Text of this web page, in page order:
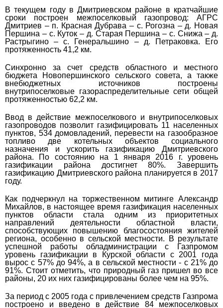
В текущем году в Дмитриевском районе в кратчайшие
сроки построен межпоселковый газопровод:
АГРС
Дмитриев – п. Красная Дубрава – с. Рогозна – д. Новая
Першина – с. Куток – д. Старая Першина – с. Снижа – д.
Растрыгино – с. Генеральшино – д. Петраковка. Его
протяженность 41,2 км.
Синхронно за счет средств областного и местного
бюджета Новопершинского сельского совета, а также
внебюджетных источников построены
внутрипоселковые газораспределительные сети общей
протяженностью 62,2 км.
Ввод в действие межпоселкового и внутрипоселковых
газопроводов позволит газифицировать 11 населенных
пунктов, 534 домовладений, перевести на газообразное
топливо две котельных объектов социального
назначения и ускорить газификацию Дмитриевского
района. По состоянию на 1 января 2016 г. уровень
газификации района достигнет 80%.
Завершить
газификацию Дмитриевского района планируется в 2017
году.
Как подчеркнул на торжественном митинге Александр
Михайлов, в настоящее время газификация населенных
пунктов области стала одним из приоритетных
направлений деятельности областной власти,
способствующих повышению благосостояния жителей
региона, особенно в сельской местности. В результате
успешной работы обладминистрации с Газпромом
уровень газификации в Курской области с 2001 года
вырос с 57% до 94%, а в сельской местности - с 21% до
91%. Стоит отметить, что природный газ пришел во все
районы, 20 их них газифицированы более чем на 95%.
За период с 2005 года с привлечением средств Газпрома
построено и введено в действие 84 межпоселковых